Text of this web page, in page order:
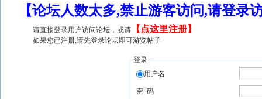
【论坛人数太多,禁止游客访问,请登
请直接登录用户访问论坛，或请 【 点这里注册】
如果您已注册,请先登录论坛即可游览帖子
登录
用户名
密 码